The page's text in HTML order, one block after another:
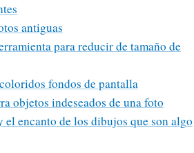
antiguas
para reducir de tamaño de
fondos de pantalla
objetos indeseados de una foto
encanto de los dibujos que son algo